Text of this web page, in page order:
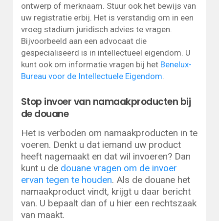
ontwerp of merknaam. Stuur ook het bewijs van
uw registratie erbij. Het is verstandig om in een
vroeg stadium juridisch advies te vragen.
Bijvoorbeeld aan een advocaat die
gespecialiseerd is in intellectueel eigendom. U
kunt ook om informatie vragen bij het Benelux-
Bureau voor de Intellectuele Eigendom
Stop invoer van namaakproducten bij
de douane
Het is verboden om namaakproducten in te
voeren. Denkt u dat iemand uw product
heeft nagemaakt en dat wil invoeren? Dan
kunt u de douane vragen om de invoer
ervan tegen te houden. Als de douane het
namaakproduct vindt, krijgt u daar bericht
van. U bepaalt dan of u hier een rechtszaak
van maakt.